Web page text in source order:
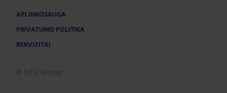
APLINKOSAUGA
PRIVATUMO POLITIKA
REKVIZITAI
© UTU Group